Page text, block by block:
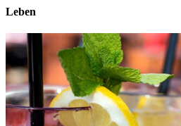
Leben